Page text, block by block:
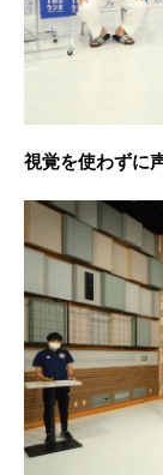
視覚を使わずに